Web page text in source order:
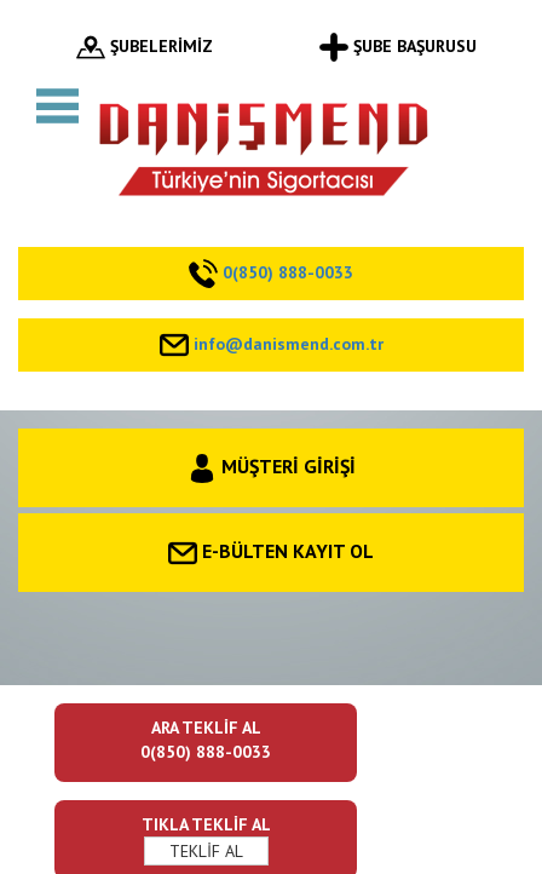
ŞUBELERİMİZ ŞUBE BAŞURUSU
0(850) 888-0033
info@danismend.com.tr
MÜŞTERİ GİRİŞİ
E-BÜLTEN KAYIT OL
ARA TEKLİF AL
0(850) 888-0033
TIKLA TEKLİF AL
TEKLİF AL